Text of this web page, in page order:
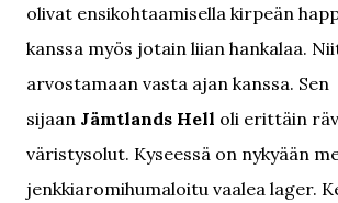
olivat ensikohtaamisella kirpeän
kanssa myös jotain liian hankalaa.
arvostamaan vasta ajan kanssa. Sen
sijaan Jämtlands Hell oli erittäin
väristysolut. Kyseessä on nykyään
jenkkiaromihumaloitu vaalea lager.